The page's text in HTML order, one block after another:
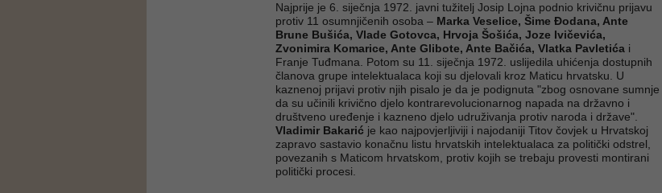
Najprije je 6. siječnja 1972. javni tužitelj Josip Lojna podnio krivičnu prijavu
protiv 11 osumnjičenih osoba – Marka Veselice, Šime Đodana, Ante
Brune Bušića, Vlade Gotovca, Hrvoja Šošića, Joze Ivičevića,
Zvonimira Komarice, Ante Glibote, Ante Bačića, Vlatka Pavletića i
Franje Tuđmana. Potom su 11. siječnja 1972. uslijedila uhićenja dostupnih
članova grupe intelektualaca koji su djelovali kroz Maticu hrvatsku. U
kaznenoj prijavi protiv njih pisalo je da je podignuta "zbog osnovane sumnje
da su učinili krivično djelo kontrarevolucionarnog napada na državno i
društveno uređenje i kazneno djelo udruživanja protiv naroda i države".
Vladimir Bakarić je kao najpovjerljiviji i najodaniji Titov čovjek u Hrvatskoj
zapravo sastavio konačnu listu hrvatskih intelektualaca za politički odstrel,
povezanih s Maticom hrvatskom, protiv kojih se trebaju provesti montirani
politički procesi.